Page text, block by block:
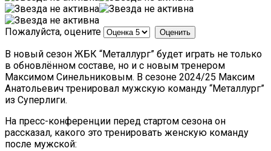
Пожалуйста, оцените
В новый сезон ЖБК “Металлург” будет играть не только
в обновлённом составе, но и с новым тренером
Максимом Синельниковым. В сезоне 2024/25 Максим
Анатольевич тренировал мужскую команду “Металлург”
из Суперлиги.
На пресс-конференции перед стартом сезона он
рассказал, какого это тренировать женскую команду
после мужской: